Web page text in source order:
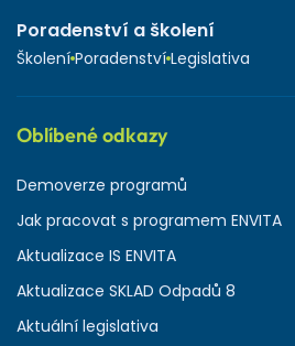
Poradenství a školení
Školení Poradenství Legislativa
Oblíbené odkazy
Demoverze programů
Jak pracovat s programem ENVITA
Aktualizace IS ENVITA
Aktualizace SKLAD Odpadů 8
Aktuální legislativa